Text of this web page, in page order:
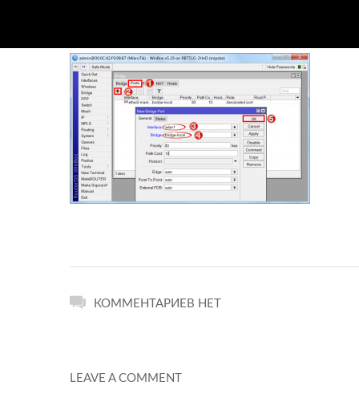
КОММЕНТАРИЕВ НЕТ
LEAVE A COMMENT